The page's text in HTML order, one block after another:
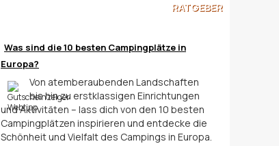
RATGEBER
Was sind die 10 besten Campingplätze in
Europa?
Von atemberaubenden Landschaften
bis hin zu erstklassigen Einrichtungen
und Aktivitäten – lass dich von den 10 besten
Campingplätzen inspirieren und entdecke die
Schönheit und Vielfalt des Campings in Europa.